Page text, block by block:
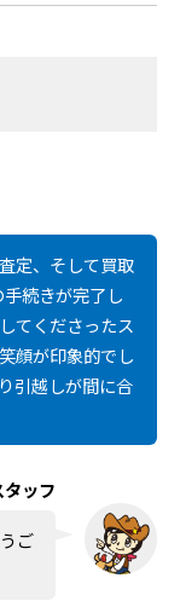
定、そして買取
続きが完了し
てくださったス
顔が印象的でし
引越しが間に合
ッフ
ご